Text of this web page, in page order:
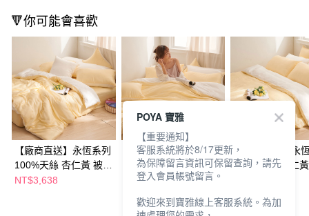
🔻你可能會喜歡
【廠商直送】永恆系列
100%天絲 杏仁黃 被套
床包組-加大
NT$3,638
【廠商直送】永恆系列
100%天絲 杏仁黃 兩用
被套床包組-特大
NT$4,301
【廠商直送】永
100%天絲 杏仁
POYA 寶雅
【重要通知】
客服系統將於8/17更新，
為保障留言資訊可保留查詢，請先
登入會員帳號留言。
歡迎來到寶雅線上客服系統。為加